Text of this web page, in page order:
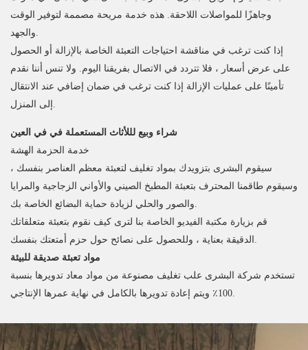
وجاهزًا للمواصلات اللاحقة. هذه خدمة مريحة مصممة لتوفير الوقت
إذا كنت ترغب في مناقشة احتياجات التعبئة الخاصة بالإزالة أو الحصول
على عرض أسعار ، فلا تتردد في الاتصال بفريقنا اليوم. ولا تنس أننا نقدم
تأمينًا على عمليات الإزالة إذا كنت ترغب في ضمان إضافي عند الانتقال
شراء وبيع لللأثاث المستعملة في في العين
خدمة الحزمة الهشة
سيقوم البشرى بتزويدك بمواد تغليف لتعبئة معظم العناصر بنفسك ،
وسيقوم طاقمنا المحترف بتعبئة المطبخ الصيني والأواني الزجاجية والمرايا
قم بزيارة مكتبة الفيديو الخاصة بنا لترى كيف نقوم بتعبئة متعلقاتك
مواد تعبئة صديقة للبيئة
تستخدم شركة البشرى علب تغليف مصنوعة من مواد معاد تدويرها بنسبة